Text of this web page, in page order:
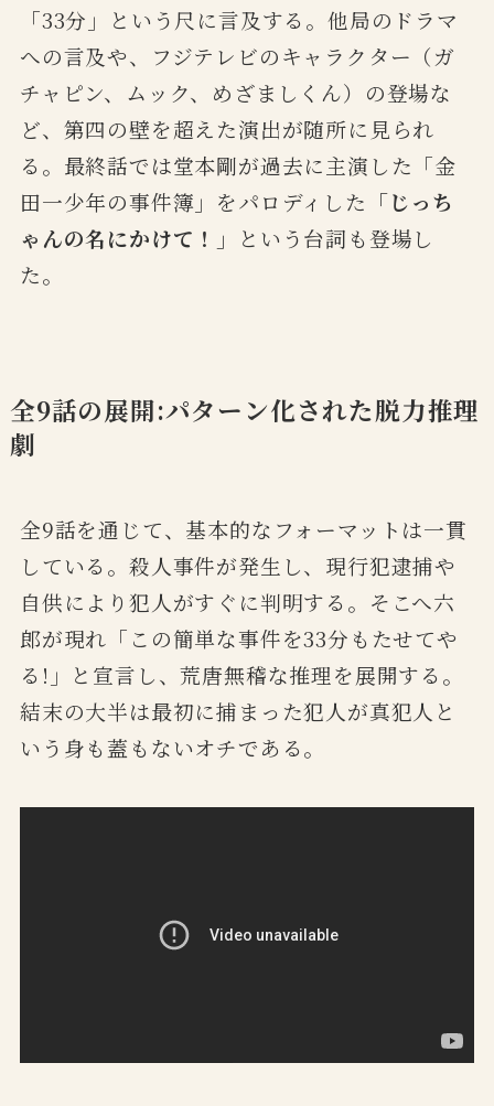
「33分」という尺に言及する。他局のドラマ
への言及や、フジテレビのキャラクター（ガ
チャピン、ムック、めざましくん）の登場な
ど、第四の壁を超えた演出が随所に見られ
る。最終話では堂本剛が過去に主演した「金
田一少年の事件簿」をパロディした 「じっち
ゃんの名にかけて！」
という台詞も登場し
た。
全9話の展開:パターン化された脱力推理
劇
全9話を通じて、基本的なフォーマットは一貫
している。殺人事件が発生し、現行犯逮捕や
自供により犯人がすぐに判明する。そこへ六
郎が現れ「この簡単な事件を33分もたせてや
る!」と宣言し、荒唐無稽な推理を展開する。
結末の大半は最初に捕まった犯人が真犯人と
いう身も蓋もないオチである。